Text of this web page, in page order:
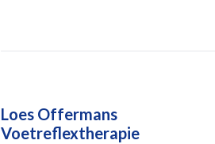
Loes Offermans
Voetreflextherapie